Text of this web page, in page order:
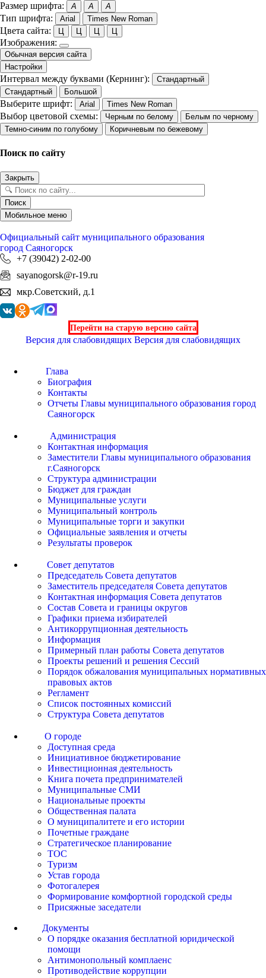
Размер шрифта: A A A
Тип шрифта: Arial Times New Roman
Цвета сайта: Ц Ц Ц Ц
Изображения:
Обычная версия сайта
Настройки
Интервал между буквами (Кернинг):
Стандартный
Стандартный
Большой
Выберите шрифт: Arial Times New Roman
Выбор цветовой схемы: Черным по белому
Белым по черному
Темно-синим по голубому
Коричневым по бежевому
Поиск по сайту
Закрыть
Поиск
Мобильное меню
Официальный сайт муниципального образования
город Саяногорск
+7 (39042) 2-02-00
sayanogorsk@r-19.ru
мкр.Советский, д.1
Перейти на старую версию сайта
Версия для слабовидящих Версия для слабовидящих
Глава
Биография
Контакты
Отчеты Главы муниципального образования город
Саяногорск
Администрация
Контактная информация
Заместители Главы муниципального образования
г.Саяногорск
Структура администрации
Бюджет для граждан
Муниципальные услуги
Муниципальный контроль
Муниципальные торги и закупки
Официальные заявления и отчеты
Результаты проверок
Совет депутатов
Председатель Совета депутатов
Заместитель председателя Совета депутатов
Контактная информация Совета депутатов
Состав Совета и границы округов
Графики приема избирателей
Антикоррупционная деятельность
Информация
Примерный план работы Совета депутатов
Проекты решений и решения Сессий
Порядок обжалования муниципальных нормативных
правовых актов
Регламент
Список постоянных комиссий
Структура Совета депутатов
О городе
Доступная среда
Инициативное бюджетирование
Инвестиционная деятельность
Книга почета предпринимателей
Муниципальные СМИ
Национальные проекты
Общественная палата
О муниципалитете и его истории
Почетные граждане
Стратегическое планирование
ТОС
Туризм
Устав города
Фотогалерея
Формирование комфортной городской среды
Присяжные заседатели
Документы
О порядке оказания бесплатной юридической
помощи
Антимонопольный комплаенс
Противодействие коррупции